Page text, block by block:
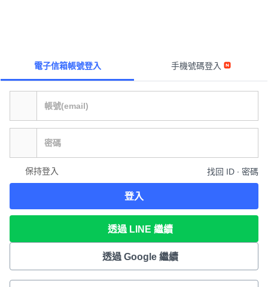
電子信箱帳號登入 手機號碼登入
保持登入 找回 ID ∙ 密碼
登入
透過 LINE 繼續
透過 Google 繼續